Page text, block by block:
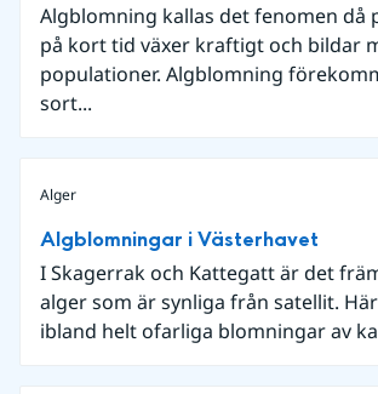
Algblomning kallas det fenomen då
på kort tid växer kraftigt och bildar
populationer. Algblomning
sort...
Alger
Algblomningar i Västerhavet
I Skagerrak och Kattegatt är det
alger som är synliga från satellit.
ibland helt ofarliga blomningar av